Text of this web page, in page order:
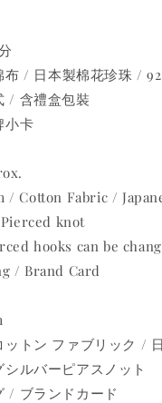
/ 日本製棉花珍珠 /
/ 含禮盒包裝
小卡
/ Cotton Fabric /
knot
hooks can be
/ Brand Card
トン ファブリック /
ルバーピアスノット
/ ブランドカード